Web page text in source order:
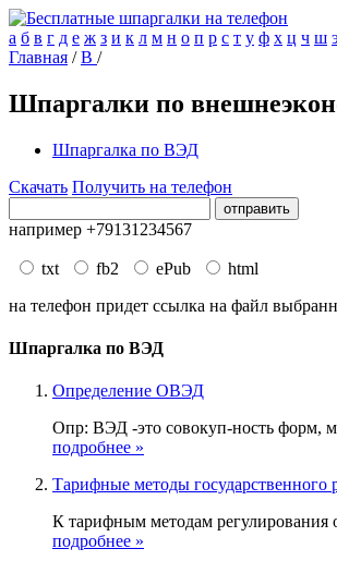
а б в г д е ж з и к л м н о п р с т у ф х ц ч ш
Главная /В /
Шпаргалки по
Шпаргалка по ВЭД
Скачать Получить на телефон
например +79131234567
txt fb2 ePub
html
на телефон придет ссылка на файл
Шпаргалка по ВЭД
Определение ОВЭД
Опр: ВЭД -это совокуп-ность форм,
подробнее »
Тарифные методы
К тарифным методам регулирования
подробнее »